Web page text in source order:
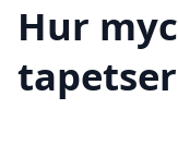
Hur